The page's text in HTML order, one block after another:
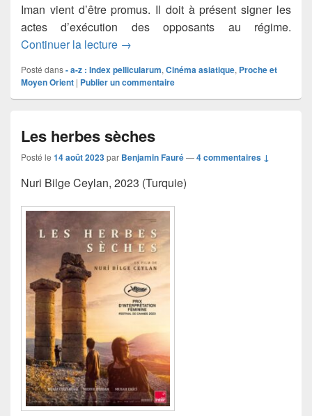
Iman vient d’être promus. Il doit à présent signer les
actes d’exécution des opposants au régime.
Continuer la lecture Les graines du figuier sauvage (Dāne-
→
Posté dans- a-z : Index pellicularum, Cinéma asiatique, Proche et
Moyen Orient | Publier un commentaire
Les herbes sèches
Posté le 14 août 2023par Benjamin Fauré—4 commentaires ↓
Nuri Bilge Ceylan, 2023 (Turquie)